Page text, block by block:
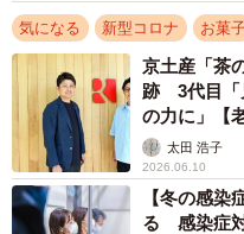
できれば地元の子どもた
いた」と松井さん。実際
に行った調査では、地域
禍で「経営状況に影響が
こんな風に焼いてますよ〜
pic.twitter.com/
気になる 新型コロナ お菓
京土産「茶
跡 3代目「
の力に」【
太田 浩子
2026.06.10
【冬の感染
る 感染症